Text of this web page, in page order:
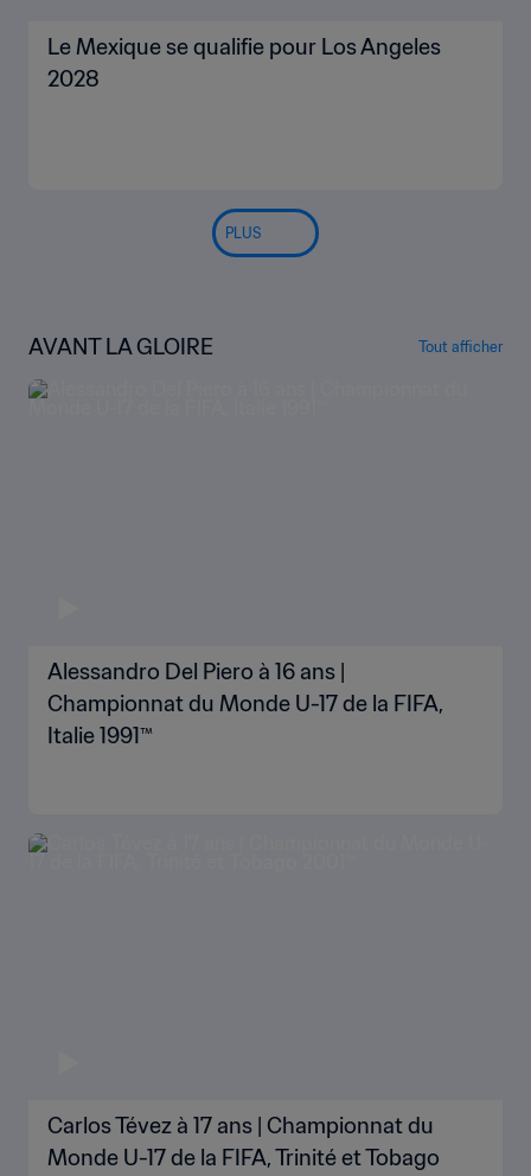
Le Mexique se qualifie pour Los Angeles
2028
PLUS
AVANT LA GLOIRE Tout afficher
Alessandro Del Piero à 16 ans |
Championnat du Monde U-17 de la FIFA,
Italie 1991™
Carlos Tévez à 17 ans | Championnat du
Monde U-17 de la FIFA, Trinité et Tobago